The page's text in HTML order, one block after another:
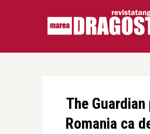
The
Romania ca